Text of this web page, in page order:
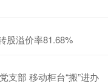
股溢价率81.68%
支部 移动柜台“搬”进办